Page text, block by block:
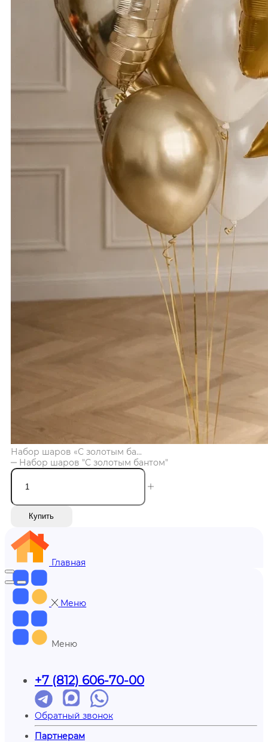
Набор шаров «С золотым ба...
Набор шаров "С золотым бантом"
Купить
Главная
Меню
Меню
+7 (812) 606-70-00
Обратный звонок
Партнерам